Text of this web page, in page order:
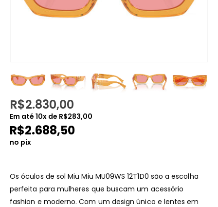
R$2.830,00
Em até 10x de R$283,00
R$2.688,50
no pix
Os óculos de sol Miu Miu MU09WS 12T1D0 são a escolha
perfeita para mulheres que buscam um acessório
fashion e moderno. Com um design único e lentes em